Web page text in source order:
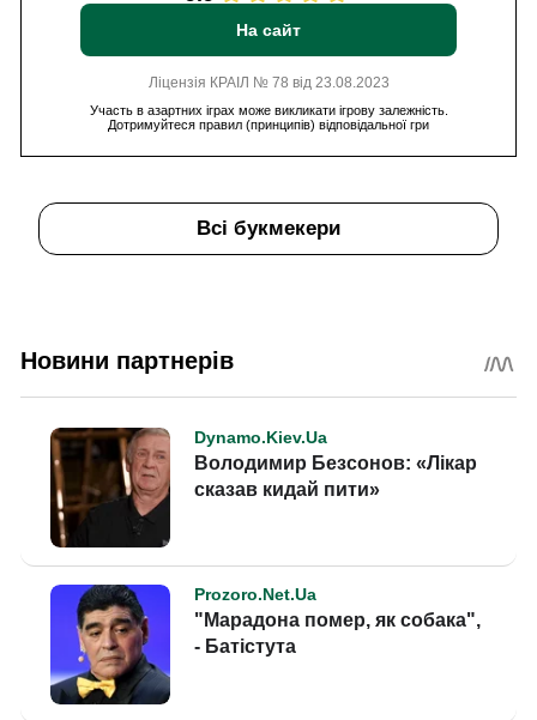
На сайт
Ліцензія КРАІЛ № 78 від 23.08.2023
Участь в азартних іграх може викликати ігрову залежність.
Дотримуйтеся правил (принципів) відповідальної гри
Всі букмекери